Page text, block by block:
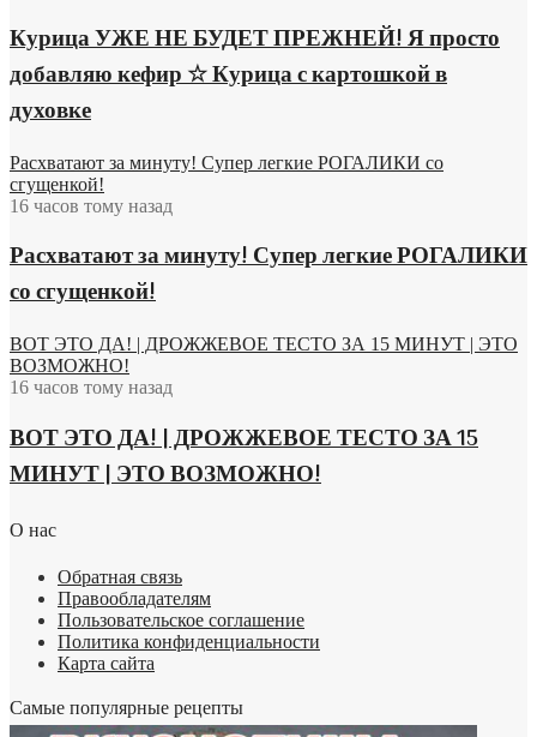
Курица УЖЕ НЕ БУДЕТ ПРЕЖНЕЙ! Я просто
добавляю кефир ☆ Курица с картошкой в
духовке
Расхватают за минуту! Супер легкие РОГАЛИКИ со
сгущенкой!
16 часов тому назад
Расхватают за минуту! Супер легкие РОГАЛИКИ
со сгущенкой!
ВОТ ЭТО ДА! | ДРОЖЖЕВОЕ ТЕСТО ЗА 15 МИНУТ | ЭТО
ВОЗМОЖНО!
16 часов тому назад
ВОТ ЭТО ДА! | ДРОЖЖЕВОЕ ТЕСТО ЗА 15
МИНУТ | ЭТО ВОЗМОЖНО!
О нас
Обратная связь
Правообладателям
Пользовательское соглашение
Политика конфиденциальности
Карта сайта
Самые популярные рецепты